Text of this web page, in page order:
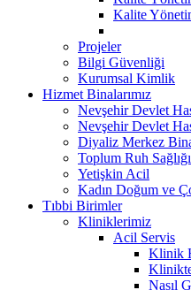
Kalite
Projeler
Bilgi Güvenliği
Kurumsal Kimlik
Hizmet Binalarımız
Nevşehir Devlet
Nevşehir Devlet
Diyaliz Merkez
Toplum Ruh
Yetişkin Acil
Kadın Doğum ve
Tıbbi Birimler
Kliniklerimiz
Acil Servis
Klinik
Nasıl